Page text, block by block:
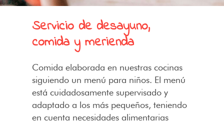
Servicio de desayuno,
comida y merienda
Comida elaborada en nuestras cocinas
siguiendo un menú para niños. El menú
está cuidadosamente supervisado y
adaptado a los más pequeños, teniendo
en cuenta necesidades alimentarias